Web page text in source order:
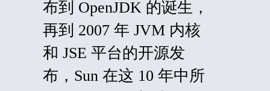
布到 OpenJDK 的诞生，
再到 2007 年 JVM 内核
和 JSE 平台的开源发
布，Sun 在这 10 年中所